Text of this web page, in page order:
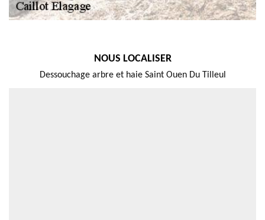
NOUS LOCALISER
Dessouchage arbre et haie Saint Ouen Du Tilleul